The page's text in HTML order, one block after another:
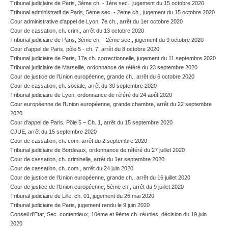
Tribunal judiciaire de Paris, 3ème ch. - 1ère sec., jugement du 15 octobre 2020
Tribunal administratif de Paris, 5ème sec. - 2ème ch., jugement du 15 octobre 2020
Cour administrative d'appel de Lyon, 7e ch., arrêt du 1er octobre 2020
Cour de cassation, ch. crim., arrêt du 13 octobre 2020
Tribunal judiciaire de Paris, 3ème ch. - 2ème sec., jugement du 9 octobre 2020
Cour d'appel de Paris, pôle 5 - ch. 7, arrêt du 8 octobre 2020
Tribunal judiciaire de Paris, 17e ch. correctionnelle, jugement du 11 septembre 2020
Tribunal judiciaire de Marseille, ordonnance de référé du 23 septembre 2020
Cour de justice de l’Union européenne, grande ch., arrêt du 6 octobre 2020
Cour de cassation, ch. sociale, arrêt du 30 septembre 2020
Tribunal judiciaire de Lyon, ordonnance de référé du 24 août 2020
Cour européenne de l'Union européenne, grande chambre, arrêt du 22 septembre
2020
Cour d’appel de Paris, Pôle 5 – Ch. 1, arrêt du 15 septembre 2020
CJUE, arrêt du 15 septembre 2020
Cour de cassation, ch. com. arrêt du 2 septembre 2020
Tribunal judiciaire de Bordeaux, ordonnance de référé du 27 juillet 2020
Cour de cassation, ch. criminelle, arrêt du 1er septembre 2020
Cour de cassation, ch. com., arrêt du 24 juin 2020
Cour de justice de l’Union européenne, grande ch., arrêt du 16 juillet 2020
Cour de justice de l'Union européenne, 5ème ch., arrêt du 9 juillet 2020
Tribunal judiciaire de Lille, ch. 01, jugement du 26 mai 2020
Tribunal judiciaire de Paris, jugement rendu le 9 juin 2020
Conseil d'Etat, Sec. contentieux, 10ème et 9ème ch. réunies, décision du 19 juin
2020